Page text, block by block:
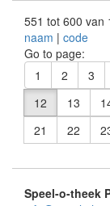
551 tot 600 van
naam | code
Go to page:
1
2 3
12
13
21
22
Speel-o-theek